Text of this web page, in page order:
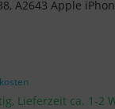
A2643 Apple
Lieferzeit ca. 1-2